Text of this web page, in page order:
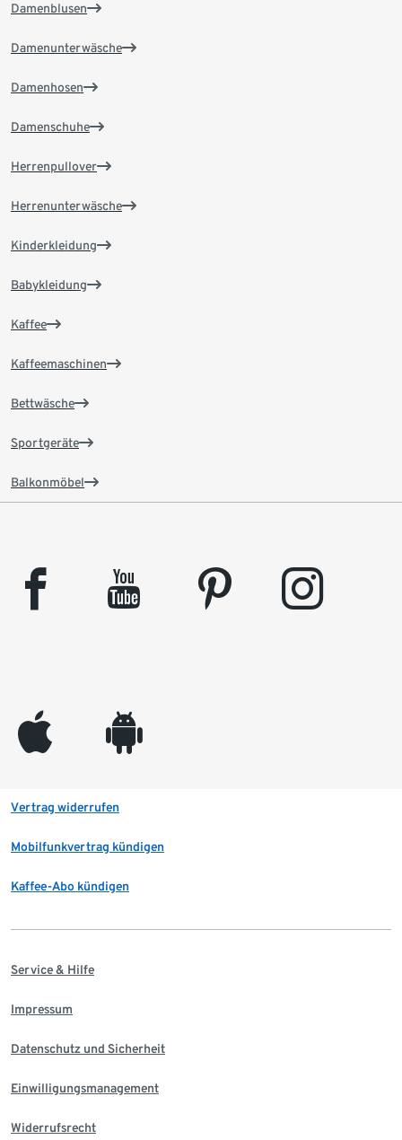
Damenblusen
Damenunterwäsche
Damenhosen
Damenschuhe
Herrenpullover
Herrenunterwäsche
Kinderkleidung
Babykleidung
Kaffee
Kaffeemaschinen
Bettwäsche
Sportgeräte
Balkonmöbel
facebook youtube pinterest instagram
appleinc android
Vertrag widerrufen
Mobilfunkvertrag kündigen
Kaffee-Abo kündigen
Service & Hilfe
Impressum
Datenschutz und Sicherheit
Einwilligungsmanagement
Widerrufsrecht